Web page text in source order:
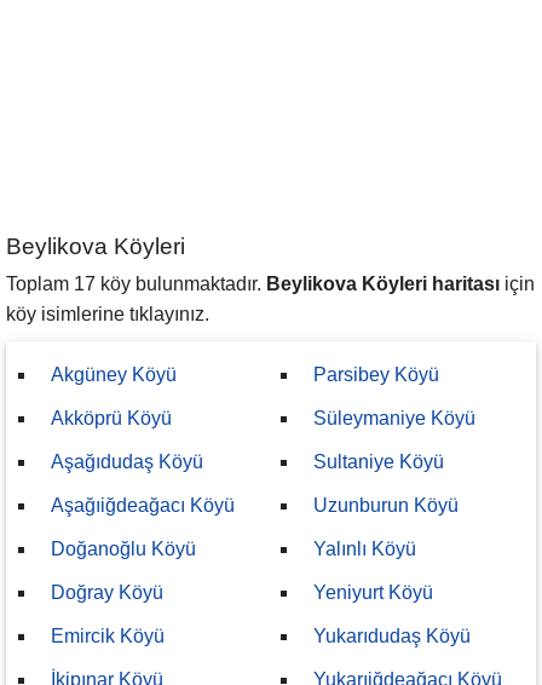
Beylikova Köyleri
Toplam 17 köy bulunmaktadır. Beylikova Köyleri haritası için
köy isimlerine tıklayınız.
Akgüney Köyü
Akköprü Köyü
Aşağıdudaş Köyü
Aşağıiğdeağacı Köyü
Doğanoğlu Köyü
Doğray Köyü
Emircik Köyü
İkipınar Köyü
Parsibey Köyü
Süleymaniye Köyü
Sultaniye Köyü
Uzunburun Köyü
Yalınlı Köyü
Yeniyurt Köyü
Yukarıdudaş Köyü
Yukarıiğdeağacı Köyü